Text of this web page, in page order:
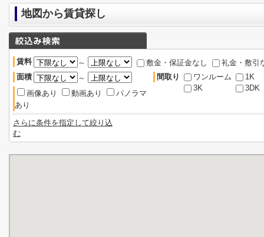
地図から賃貸探し
賃料 ～ 敷金・保証金なし
礼金・敷引
面積
～
画像あり
動画あり
パノラマ
あり
間取り ワンルーム
1K
3K
3DK
さらに条件を指定して絞り込
む